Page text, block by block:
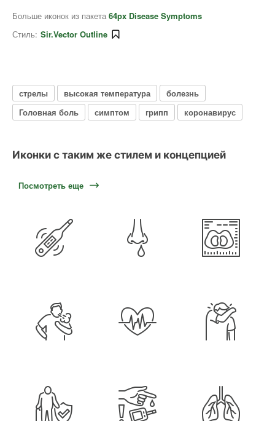
Больше иконок из пакета 64px Disease Symptoms
Стиль: Sir.Vector Outline
стрелы высокая температура
болезнь
Головная боль
симптом грипп коронавирус
Иконки с таким же стилем и концепцией
Посмотреть еще